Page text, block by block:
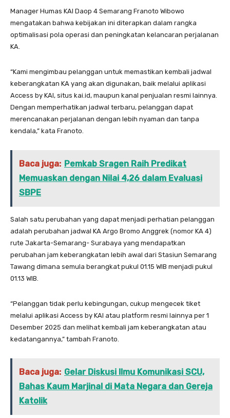
Manager Humas KAI Daop 4 Semarang Franoto Wibowo
mengatakan bahwa kebijakan ini diterapkan dalam rangka
optimalisasi pola operasi dan peningkatan kelancaran perjalanan
KA.
“Kami mengimbau pelanggan untuk memastikan kembali jadwal
keberangkatan KA yang akan digunakan, baik melalui aplikasi
Access by KAI, situs kai.id, maupun kanal penjualan resmi lainnya.
Dengan memperhatikan jadwal terbaru, pelanggan dapat
merencanakan perjalanan dengan lebih nyaman dan tanpa
kendala,” kata Franoto.
Baca juga: Pemkab Sragen Raih Predikat
Memuaskan dengan Nilai 4,26 dalam Evaluasi
SBPE
Salah satu perubahan yang dapat menjadi perhatian pelanggan
adalah perubahan jadwal KA Argo Bromo Anggrek (nomor KA 4)
rute Jakarta-Semarang- Surabaya yang mendapatkan
perubahan jam keberangkatan lebih awal dari Stasiun Semarang
Tawang dimana semula berangkat pukul 01.15 WIB menjadi pukul
01.13 WIB.
“Pelanggan tidak perlu kebingungan, cukup mengecek tiket
melalui aplikasi Access by KAI atau platform resmi lainnya per 1
Desember 2025 dan melihat kembali jam keberangkatan atau
kedatangannya,” tambah Franoto.
Baca juga: Gelar Diskusi Ilmu Komunikasi SCU,
Bahas Kaum Marjinal di Mata Negara dan Gereja
Katolik